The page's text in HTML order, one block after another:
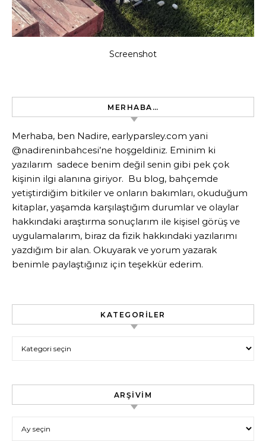
Screenshot
MERHABA…
Merhaba, ben Nadire, earlyparsley.com yani
@nadireninbahcesi’ne hoşgeldiniz. Eminim ki
yazılarım sadece benim değil senin gibi pek çok
kişinin ilgi alanına giriyor. Bu blog, bahçemde
yetiştirdiğim bitkiler ve onların bakımları, okuduğum
kitaplar, yaşamda karşılaştığım durumlar ve olaylar
hakkındaki araştırma sonuçlarım ile kişisel görüş ve
uygulamalarım, biraz da fizik hakkındaki yazılarımı
yazdığım bir alan. Okuyarak ve yorum yazarak
benimle paylaştığınız için teşekkür ederim.
KATEGORILER
ARŞIVIM